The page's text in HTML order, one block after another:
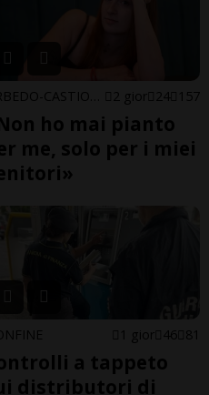
2 gior 24 157
ho mai pianto
me, solo per i miei
1 gior 46 81
a tappeto
distributori di